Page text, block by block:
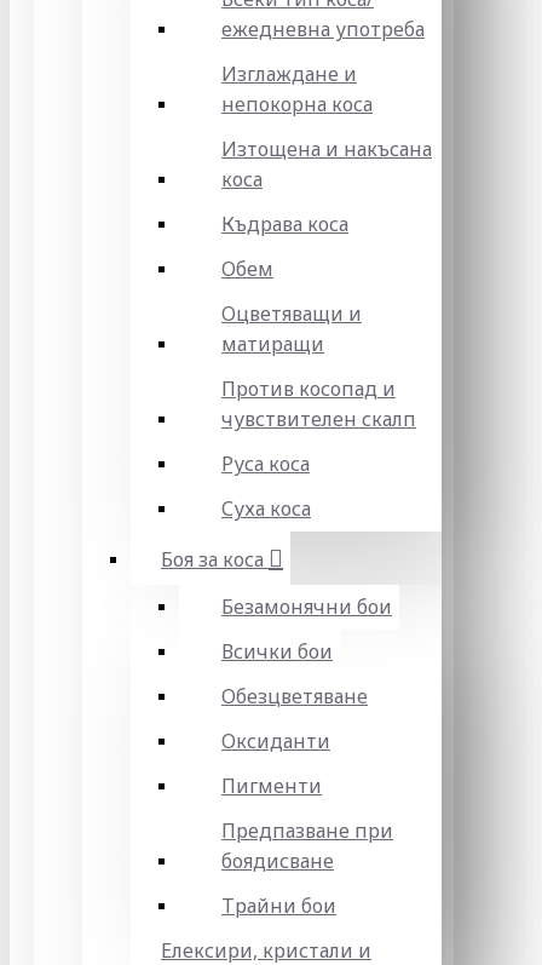
ежедневна употреба
Изглаждане и
непокорна коса
Изтощена и накъсана
коса
Къдрава коса
Обем
Оцветяващи и
матиращи
Против косопад и
чувствителен скалп
Руса коса
Суха коса
Боя за коса
Безамонячни бои
Всички бои
Обезцветяване
Оксиданти
Пигменти
Предпазване при
боядисване
Трайни бои
Елексири, кристали и